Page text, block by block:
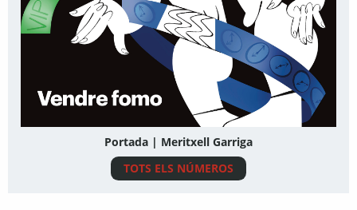
Portada | Meritxell Garriga
TOTS ELS NÚMEROS